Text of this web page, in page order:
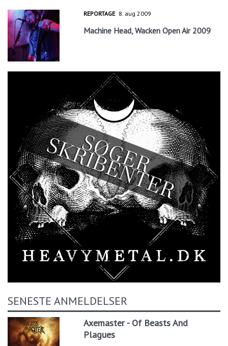
REPORTAGE 8. aug 2009
Machine Head, Wacken Open Air 2009
SENESTE ANMELDELSER
Axemaster - Of Beasts And
Plagues